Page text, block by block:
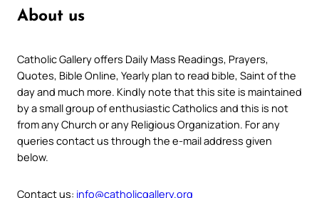
About us
Catholic Gallery offers Daily Mass Readings, Prayers,
Quotes, Bible Online, Yearly plan to read bible, Saint of the
day and much more. Kindly note that this site is maintained
by a small group of enthusiastic Catholics and this is not
from any Church or any Religious Organization. For any
queries contact us through the e-mail address given
below.
Contact us: info@catholicgallery.org